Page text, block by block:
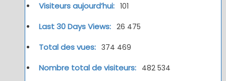
Visiteurs aujourd’hui: 101
Last 30 Days Views: 26 475
Total des vues: 374 469
Nombre total de visiteurs: 482 534